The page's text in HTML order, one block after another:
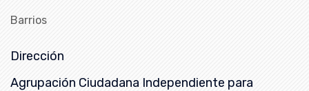
Barrios
Dirección
Agrupación Ciudadana Independiente para